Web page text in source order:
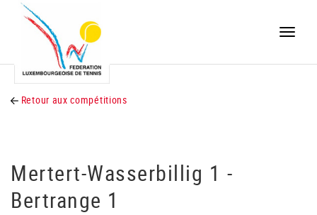
Toggle
Retour aux compétitions
Mertert-Wasserbillig 1 -
Bertrange 1